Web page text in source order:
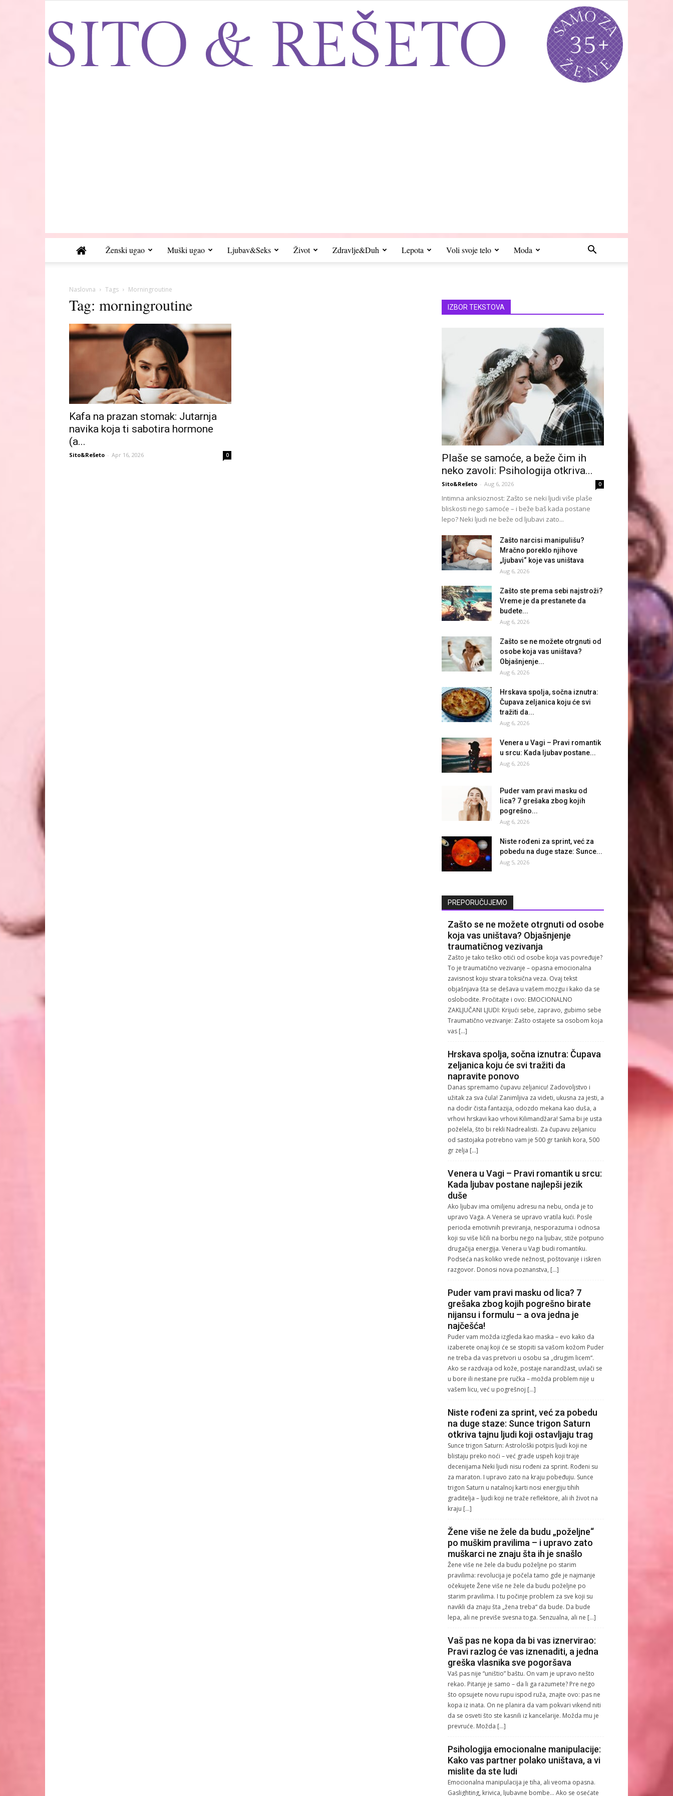
Ženski ugao Muški ugao Ljubav&Seks Život Zdravlje&Duh Lepota Voli svoje telo Moda
Naslovna Tags Morningroutine
Tag: morningroutine
Kafa na prazan stomak: Jutarnja
navika koja ti sabotira hormone
(a...
Sito&Rešeto - Apr 16, 2026 0
IZBOR TEKSTOVA
Plaše se samoće, a beže čim ih
neko zavoli: Psihologija otkriva...
Sito&Rešeto - Aug 6, 2026 0
Intimna anksioznost: Zašto se neki ljudi više plaše
bliskosti nego samoće – i beže baš kada postane
lepo? Neki ljudi ne beže od ljubavi zato...
Zašto narcisi manipulišu?
Mračno poreklo njihove
„ljubavi“ koje vas uništava
Aug 6, 2026
Zašto ste prema sebi najstroži?
Vreme je da prestanete da
budete...
Aug 6, 2026
Zašto se ne možete otrgnuti od
osobe koja vas uništava?
Objašnjenje...
Aug 6, 2026
Hrskava spolja, sočna iznutra:
Čupava zeljanica koju će svi
tražiti da...
Aug 6, 2026
Venera u Vagi – Pravi romantik
u srcu: Kada ljubav postane...
Aug 6, 2026
Puder vam pravi masku od
lica? 7 grešaka zbog kojih
pogrešno...
Aug 6, 2026
Niste rođeni za sprint, već za
pobedu na duge staze: Sunce...
Aug 5, 2026
PREPORUČUJEMO
Zašto se ne možete otrgnuti od osobe
koja vas uništava? Objašnjenje
traumatičnog vezivanja
Zašto je tako teško otići od osobe koja vas povređuje?
To je traumatično vezivanje – opasna emocionalna
zavisnost koju stvara toksična veza. Ovaj tekst
objašnjava šta se dešava u vašem mozgu i kako da se
oslobodite. Pročitajte i ovo: EMOCIONALNO
ZAKLJUČANI LJUDI: Krijući sebe, zapravo, gubimo sebe
Traumatično vezivanje: Zašto ostajete sa osobom koja
vas […]
Hrskava spolja, sočna iznutra: Čupava
zeljanica koju će svi tražiti da
napravite ponovo
Danas spremamo čupavu zeljanicu! Zadovoljstvo i
užitak za sva čula! Zanimljiva za videti, ukusna za jesti, a
na dodir čista fantazija, odozdo mekana kao duša, a
vrhovi hrskavi kao vrhovi Kilimandžara! Sama bi je usta
poželela, što bi rekli Nadrealisti. Za čupavu zeljanicu
od sastojaka potrebno vam je 500 gr tankih kora, 500
gr zelja […]
Venera u Vagi – Pravi romantik u srcu:
Kada ljubav postane najlepši jezik
duše
Ako ljubav ima omiljenu adresu na nebu, onda je to
upravo Vaga. A Venera se upravo vratila kući. Posle
perioda emotivnih previranja, nesporazuma i odnosa
koji su više ličili na borbu nego na ljubav, stiže potpuno
drugačija energija. Venera u Vagi budi romantiku.
Podseća nas koliko vrede nežnost, poštovanje i iskren
razgovor. Donosi nova poznanstva, […]
Puder vam pravi masku od lica? 7
grešaka zbog kojih pogrešno birate
nijansu i formulu – a ova jedna je
najčešća!
Puder vam možda izgleda kao maska – evo kako da
izaberete onaj koji će se stopiti sa vašom kožom Puder
ne treba da vas pretvori u osobu sa „drugim licem“.
Ako se razdvaja od kože, postaje narandžast, uvlači se
u bore ili nestane pre ručka – možda problem nije u
vašem licu, već u pogrešnoj […]
Niste rođeni za sprint, već za pobedu
na duge staze: Sunce trigon Saturn
otkriva tajnu ljudi koji ostavljaju trag
Sunce trigon Saturn: Astrološki potpis ljudi koji ne
blistaju preko noći – već grade uspeh koji traje
decenijama Neki ljudi nisu rođeni za sprint. Rođeni su
za maraton. I upravo zato na kraju pobeđuju. Sunce
trigon Saturn u natalnoj karti nosi energiju tihih
graditelja – ljudi koji ne traže reflektore, ali ih život na
kraju […]
Žene više ne žele da budu „poželjne“
po muškim pravilima – i upravo zato
muškarci ne znaju šta ih je snašlo
Žene više ne žele da budu poželjne po starim
pravilima: revolucija je počela tamo gde je najmanje
očekujete Žene više ne žele da budu poželjne po
starim pravilima. I tu počinje problem za sve koji su
navikli da znaju šta „žena treba“ da bude. Da bude
lepa, ali ne previše svesna toga. Senzualna, ali ne […]
Vaš pas ne kopa da bi vas iznervirao:
Pravi razlog će vas iznenaditi, a jedna
greška vlasnika sve pogoršava
Vaš pas nije “uništio” baštu. On vam je upravo nešto
rekao. Pitanje je samo – da li ga razumete? Pre nego
što opsujete novu rupu ispod ruža, znajte ovo: pas ne
kopa iz inata. On ne planira da vam pokvari vikend niti
da se osveti što ste kasnili iz kancelarije. Možda mu je
prevruće. Možda […]
Psihologija emocionalne manipulacije:
Kako vas partner polako uništava, a vi
mislite da ste ludi
Emocionalna manipulacija je tiha, ali veoma opasna.
Gaslighting, krivica, ljubavne bombe… Ako se osećate